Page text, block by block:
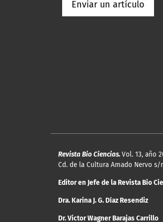
Enviar un artículo
Revista Bio Ciencias.Vol. 13, año
Cd. de la Cultura Amado Nervo s/
Editor en Jefe de la Revista Bio
Dra. Karina J. G. Díaz Resendiz
Dr. Victor Wagner Barajas Carrillo